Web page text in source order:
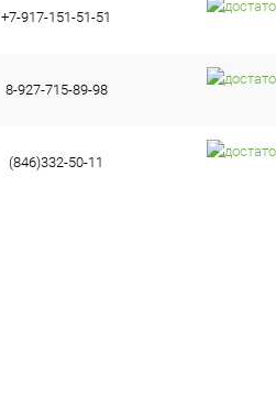
+7-917-151-51-51
8-927-715-89-98
(846)332-50-11